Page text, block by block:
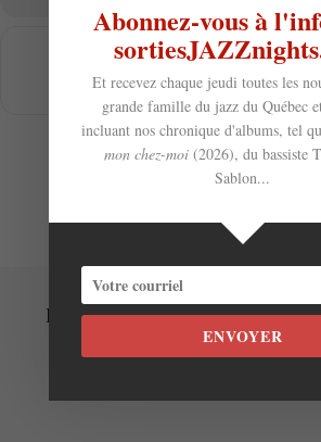
Directions
Address -
Laisser un commentaire
Abonnez-vous à
Et recevez chaque jeudi toutes les
grande famille du jazz du Québec
incluant nos chronique d'albums, tel
mon chez-moi (2026), du bassiste
Sablon...
ENVOYER